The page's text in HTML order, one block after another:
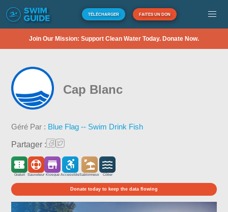
TÉLÉCHARGER FAITES UN DON
Join Our Mission: Support Clean Water Today. Donate Now.
Cap Blanc
Géré Par : Blue Flag -- Swim Drink Fish
Partager :
Gratuit Sauveteur Kiosque AccessibleSablonneux Côtier
Donate today to keep the data flowing